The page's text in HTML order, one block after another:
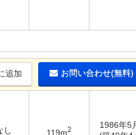
追加 お問い合わせ(無料)
し
119m2
1986年5